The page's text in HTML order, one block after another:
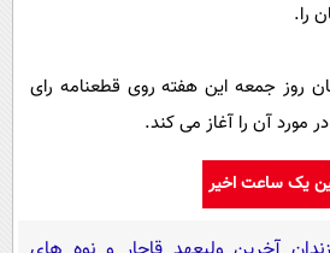
را.
روز جمعه این هفته روی قطعنامه رای
مورد آن را آغاز می کند.
یک ساعت اخیر